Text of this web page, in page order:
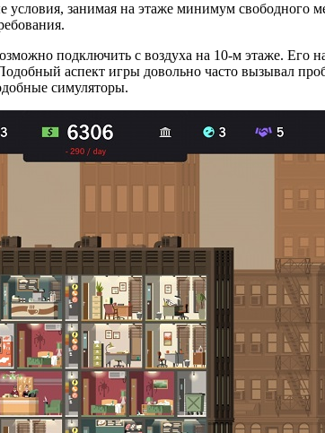
условия, занимая на этаже минимум свободного
подключить с воздуха на 10-м этаже.
аспект игры довольно часто вызывал
симуляторы.